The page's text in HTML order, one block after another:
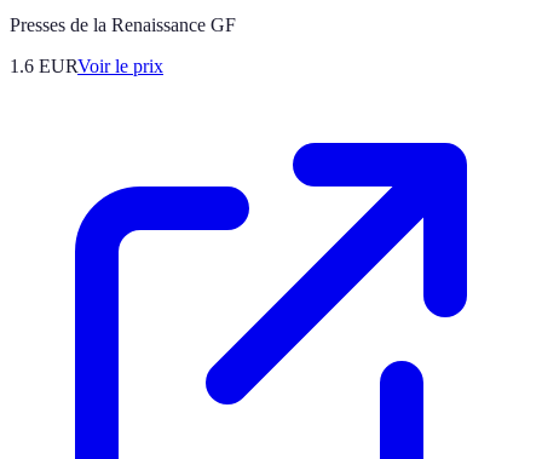
Presses de la Renaissance GF
1.6 EURVoir le prix